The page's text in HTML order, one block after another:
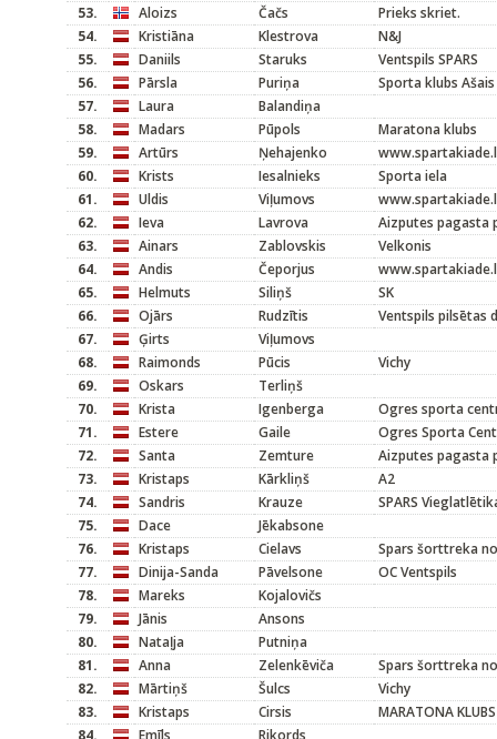
53.
Aloizs Čačs
Prieks skriet.
54.
Kristiāna Klestrova
N&J
55.
Daniils Staruks
Ventspils SPARS
56.
Pārsla Puriņa
Sporta klubs Ašais
57.
Laura
Balandiņa
58.
Madars Pūpols
Maratona klubs
59.
Artūrs Ņehajenko
60.
Krists Iesalnieks
Sporta iela
61.
Uldis Viļumovs
62.
Ieva Lavrova
Aizputes pagasta
63.
Ainars Zablovskis
Velkonis
64.
Andis Čeporjus
65.
Helmuts Siliņš
SK
66.
Ojārs Rudzītis
Ventspils pilsētas
67.
Ģirts
Viļumovs
68.
Raimonds Pūcis
Vichy
69.
Oskars
Terliņš
70.
Krista Igenberga
Ogres sporta
71.
Estere Gaile
Ogres Sporta
72.
Santa Zemture
Aizputes pagasta
73.
Kristaps Kārkliņš
A2
74.
Sandris Krauze
SPARS
75.
Dace
Jēkabsone
76.
Kristaps Cielavs
Spars šorttreka
77.
Dinija-Sanda Pāvelsone
OC Ventspils
78.
Mareks
Kojalovičs
79.
Jānis
Ansons
80.
Nataļja
Putniņa
81.
Anna Zelenkēviča
Spars šorttreka
82.
Mārtiņš Šulcs
Vichy
83.
Kristaps Cirsis
MARATONA KLUBS
84.
Emīls
Rikords